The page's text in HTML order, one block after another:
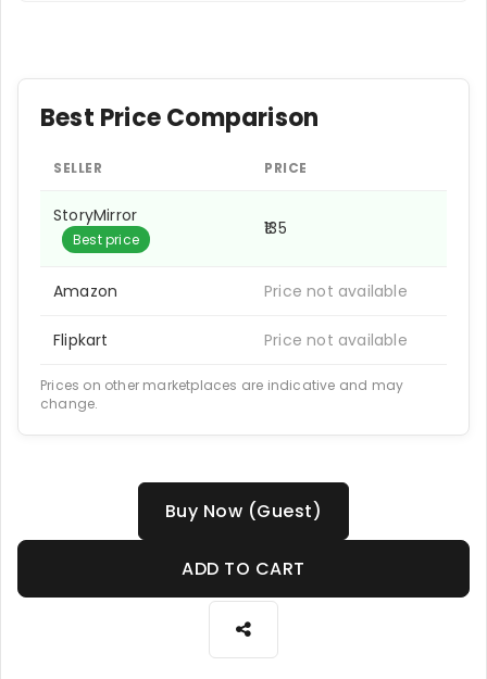
Best Price Comparison
SELLER PRICE
StoryMirror
Best price
₹135
Amazon Price not available
Flipkart Price not available
Prices on other marketplaces are indicative and may
change.
Buy Now (Guest)
ADD TO CART